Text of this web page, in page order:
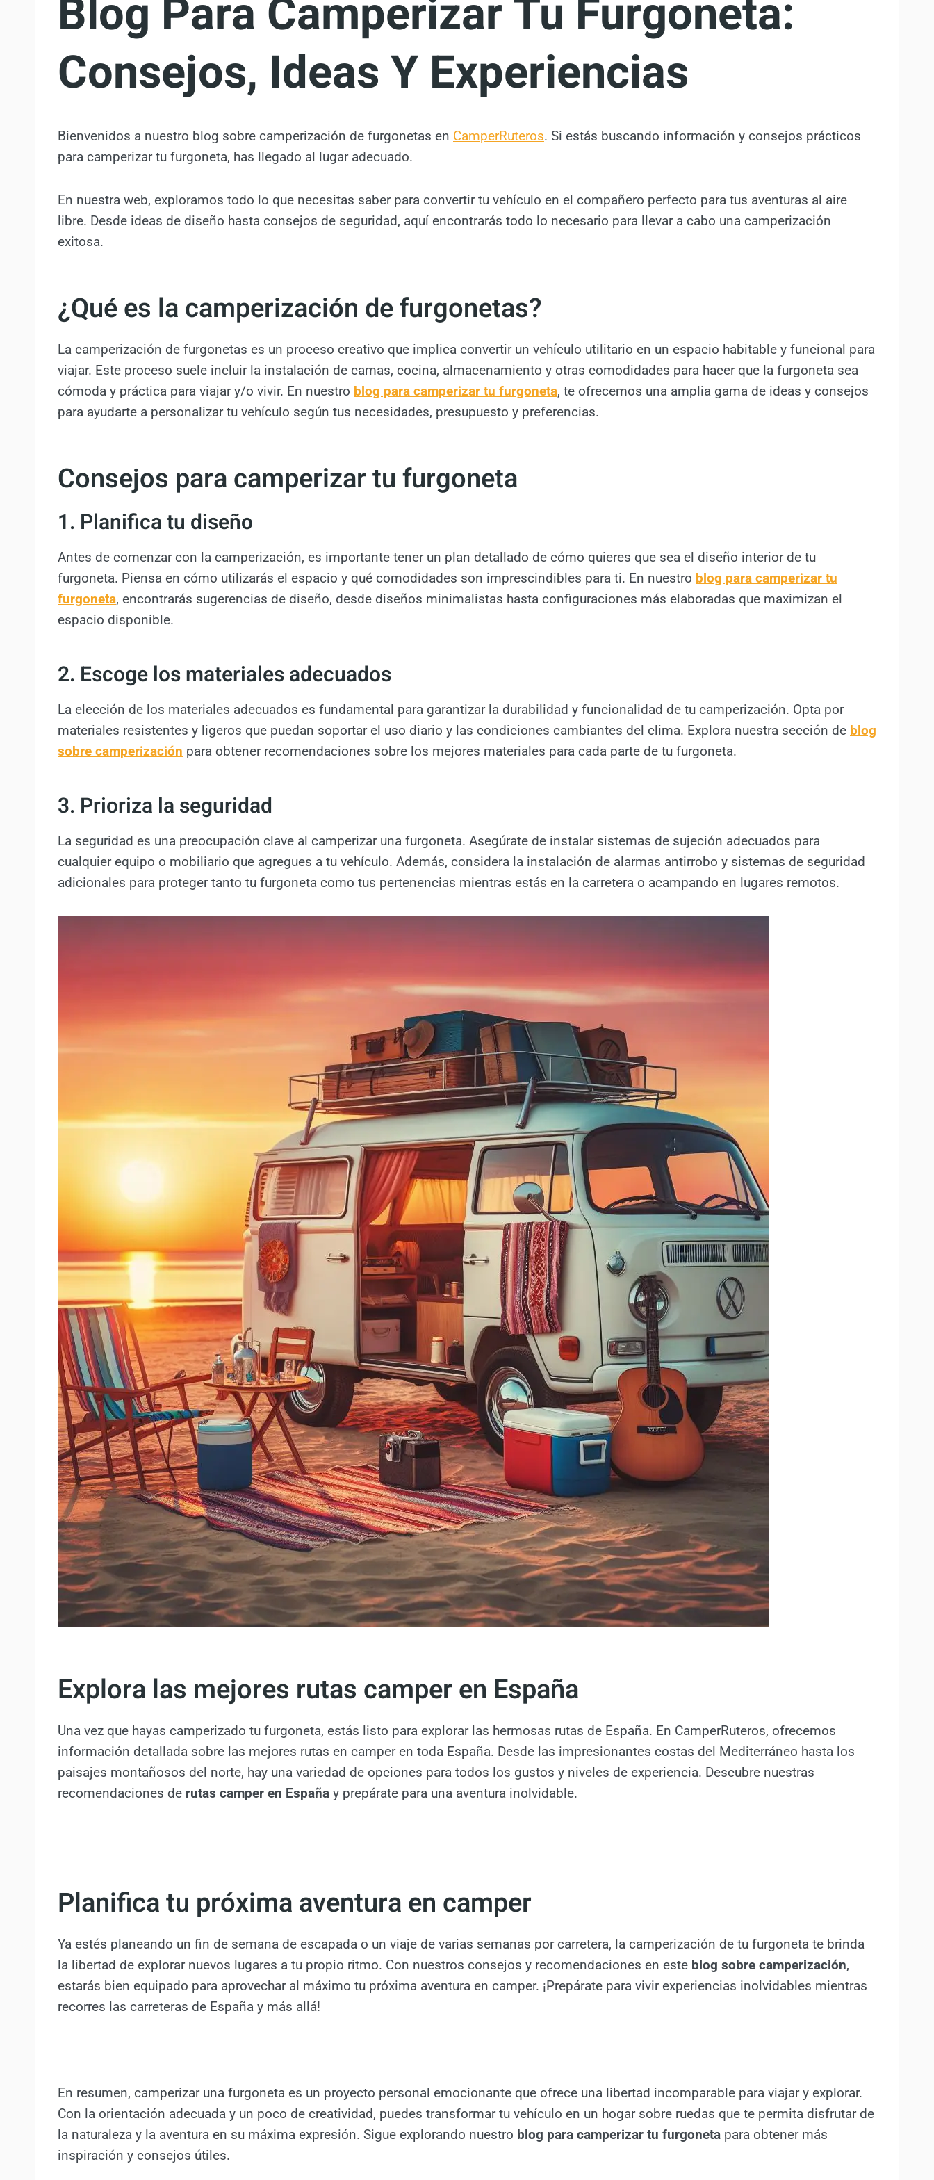
Blog Para Camperizar Tu Furgoneta:
Consejos, Ideas Y Experiencias
Bienvenidos a nuestro blog sobre camperización de furgonetas en CamperRuteros. Si estás buscando información y consejos prácticos
para camperizar tu furgoneta, has llegado al lugar adecuado.
En nuestra web, exploramos todo lo que necesitas saber para convertir tu vehículo en el compañero perfecto para tus aventuras al aire
libre. Desde ideas de diseño hasta consejos de seguridad, aquí encontrarás todo lo necesario para llevar a cabo una camperización
exitosa.
¿Qué es la camperización de furgonetas?
La camperización de furgonetas es un proceso creativo que implica convertir un vehículo utilitario en un espacio habitable y funcional para
viajar. Este proceso suele incluir la instalación de camas, cocina, almacenamiento y otras comodidades para hacer que la furgoneta sea
cómoda y práctica para viajar y/o vivir. En nuestro blog para camperizar tu furgoneta, te ofrecemos una amplia gama de ideas y consejos
para ayudarte a personalizar tu vehículo según tus necesidades, presupuesto y preferencias.
Consejos para camperizar tu furgoneta
1. Planifica tu diseño
Antes de comenzar con la camperización, es importante tener un plan detallado de cómo quieres que sea el diseño interior de tu
furgoneta. Piensa en cómo utilizarás el espacio y qué comodidades son imprescindibles para ti. En nuestro blog para camperizar tu
furgoneta, encontrarás sugerencias de diseño, desde diseños minimalistas hasta configuraciones más elaboradas que maximizan el
espacio disponible.
2. Escoge los materiales adecuados
La elección de los materiales adecuados es fundamental para garantizar la durabilidad y funcionalidad de tu camperización. Opta por
materiales resistentes y ligeros que puedan soportar el uso diario y las condiciones cambiantes del clima. Explora nuestra sección de blog
sobre camperización para obtener recomendaciones sobre los mejores materiales para cada parte de tu furgoneta.
3. Prioriza la seguridad
La seguridad es una preocupación clave al camperizar una furgoneta. Asegúrate de instalar sistemas de sujeción adecuados para
cualquier equipo o mobiliario que agregues a tu vehículo. Además, considera la instalación de alarmas antirrobo y sistemas de seguridad
adicionales para proteger tanto tu furgoneta como tus pertenencias mientras estás en la carretera o acampando en lugares remotos.
Explora las mejores rutas camper en España
Una vez que hayas camperizado tu furgoneta, estás listo para explorar las hermosas rutas de España. En CamperRuteros, ofrecemos
información detallada sobre las mejores rutas en camper en toda España. Desde las impresionantes costas del Mediterráneo hasta los
paisajes montañosos del norte, hay una variedad de opciones para todos los gustos y niveles de experiencia. Descubre nuestras
recomendaciones de rutas camper en España y prepárate para una aventura inolvidable.
Planifica tu próxima aventura en camper
Ya estés planeando un fin de semana de escapada o un viaje de varias semanas por carretera, la camperización de tu furgoneta te brinda
la libertad de explorar nuevos lugares a tu propio ritmo. Con nuestros consejos y recomendaciones en este blog sobre camperización,
estarás bien equipado para aprovechar al máximo tu próxima aventura en camper. ¡Prepárate para vivir experiencias inolvidables mientras
recorres las carreteras de España y más allá!
En resumen, camperizar una furgoneta es un proyecto personal emocionante que ofrece una libertad incomparable para viajar y explorar.
Con la orientación adecuada y un poco de creatividad, puedes transformar tu vehículo en un hogar sobre ruedas que te permita disfrutar de
la naturaleza y la aventura en su máxima expresión. Sigue explorando nuestro blog para camperizar tu furgoneta para obtener más
inspiración y consejos útiles.